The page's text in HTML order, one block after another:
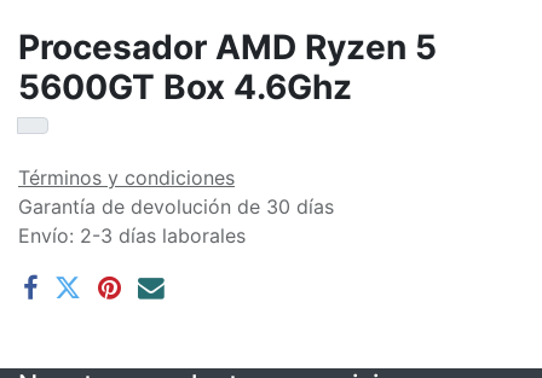
Procesador AMD Ryzen 5
5600GT Box 4.6Ghz
Términos y condiciones
Garantía de devolución de 30 días
Envío: 2-3 días laborales